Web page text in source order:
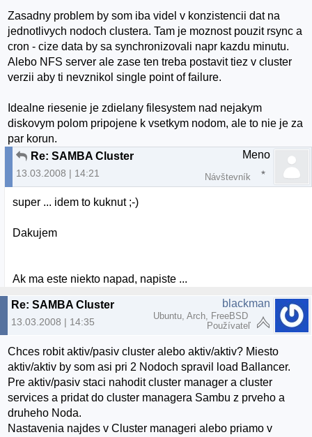
Zasadny problem by som iba videl v konzistencii dat na
jednotlivych nodoch clustera. Tam je moznost pouzit rsync a
cron - cize data by sa synchronizovali napr kazdu minutu.
Alebo NFS server ale zase ten treba postavit tiez v cluster
verzii aby ti nevznikol single point of failure.
Idealne riesenie je zdielany filesystem nad nejakym
diskovym polom pripojene k vsetkym nodom, ale to nie je za
par korun.
Re: SAMBA Cluster
13.03.2008 | 14:21
Meno
Návštevník
super ... idem to kuknut ;-)
Dakujem
Ak ma este niekto napad, napiste ...
Re: SAMBA Cluster
13.03.2008 | 14:35
blackman
Ubuntu, Arch, FreeBSD
Používateľ
Chces robit aktiv/pasiv cluster alebo aktiv/aktiv? Miesto
aktiv/aktiv by som asi pri 2 Nodoch spravil load Ballancer.
Pre aktiv/pasiv staci nahodit cluster manager a cluster
services a pridat do cluster managera Sambu z prveho a
druheho Noda.
Nastavenia najdes v Cluster manageri alebo priamo v